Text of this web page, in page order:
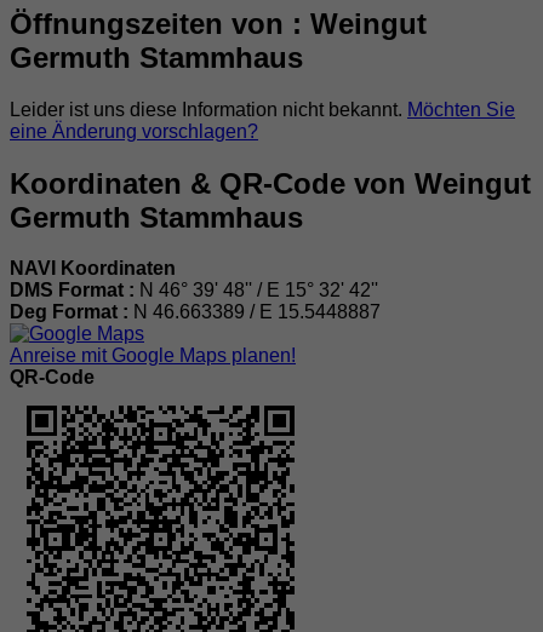
Öffnungszeiten von : Weingut
Germuth Stammhaus
Leider ist uns diese Information nicht bekannt. Möchten Sie
eine Änderung vorschlagen?
Koordinaten & QR-Code von Weingut
Germuth Stammhaus
NAVI Koordinaten
DMS Format : N 46° 39' 48'' / E 15° 32' 42''
Deg Format : N 46.663389 / E 15.5448887
Anreise mit Google Maps planen!
QR-Code